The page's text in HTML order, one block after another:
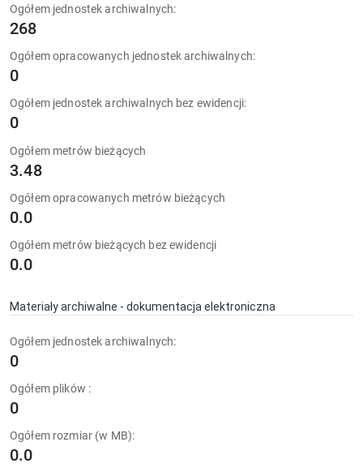
Ogółem jednostek archiwalnych:
268
Ogółem opracowanych jednostek archiwalnych:
0
Ogółem jednostek archiwalnych bez ewidencji:
0
Ogółem metrów bieżących
3.48
Ogółem opracowanych metrów bieżących
0.0
Ogółem metrów bieżących bez ewidencji
0.0
Materiały archiwalne - dokumentacja elektroniczna
Ogółem jednostek archiwalnych:
0
Ogółem plików :
0
Ogółem rozmiar (w MB):
0.0